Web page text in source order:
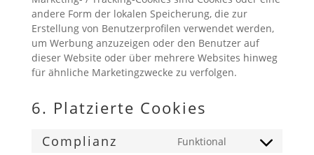
andere Form der lokalen Speicherung, die zur
Erstellung von Benutzerprofilen verwendet werden,
um Werbung anzuzeigen oder den Benutzer auf
dieser Website oder über mehrere Websites hinweg
für ähnliche Marketingzwecke zu verfolgen.
6. Platzierte Cookies
Complianz Funktional
Consent